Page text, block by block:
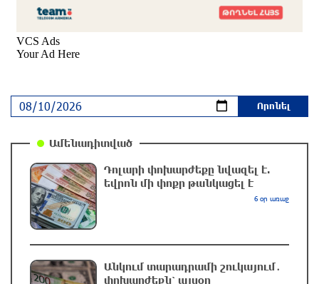
11 ժամ առաջ
Հռոմի պապը կրկին կոչ է արել դադարեցնել
վրեժխնդրությունը․ զինված խումբը
11 ժամ առաջ
Ջրափրկարարները քաղաքացիներին անվնաս
մոտեցրել են ափ․ նրանց կյանքին վտանգ չի
սպառնում
11 ժամ առաջ
Ամենադիտված
Դոլարի փոխարժեքը նվազել է.
եվրոն մի փոքր թանկացել է
6 օր առաջ
Անկում տարադրամի շուկայում․
փոխարժեքն՝ այսօր